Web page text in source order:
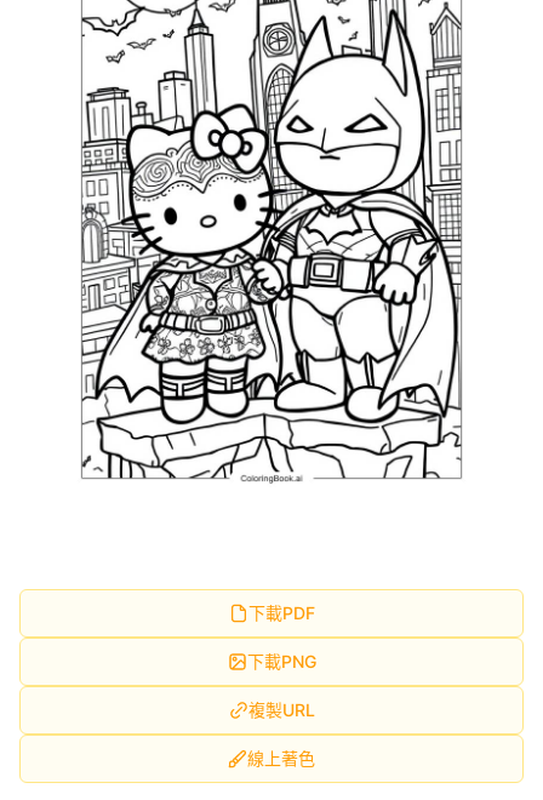
下載PDF
下載PNG
複製URL
線上著色